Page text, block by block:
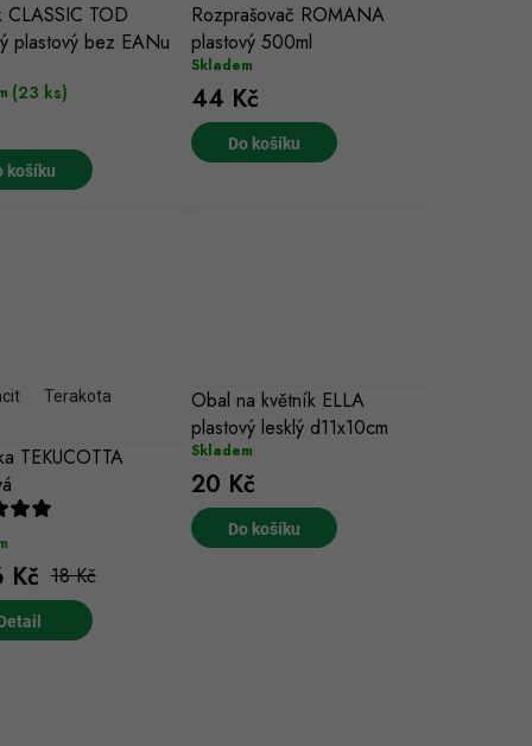
CLASSIC TOD
plastový bez EANu
(23 ks)
košíku
Rozprašovač ROMANA
plastový 500ml
Skladem
44 Kč
Do košíku
TEKUCOTTA
Terakota
Kč 18 Kč
Obal na květník ELLA
plastový lesklý d11x10cm
Skladem
20 Kč
Do košíku